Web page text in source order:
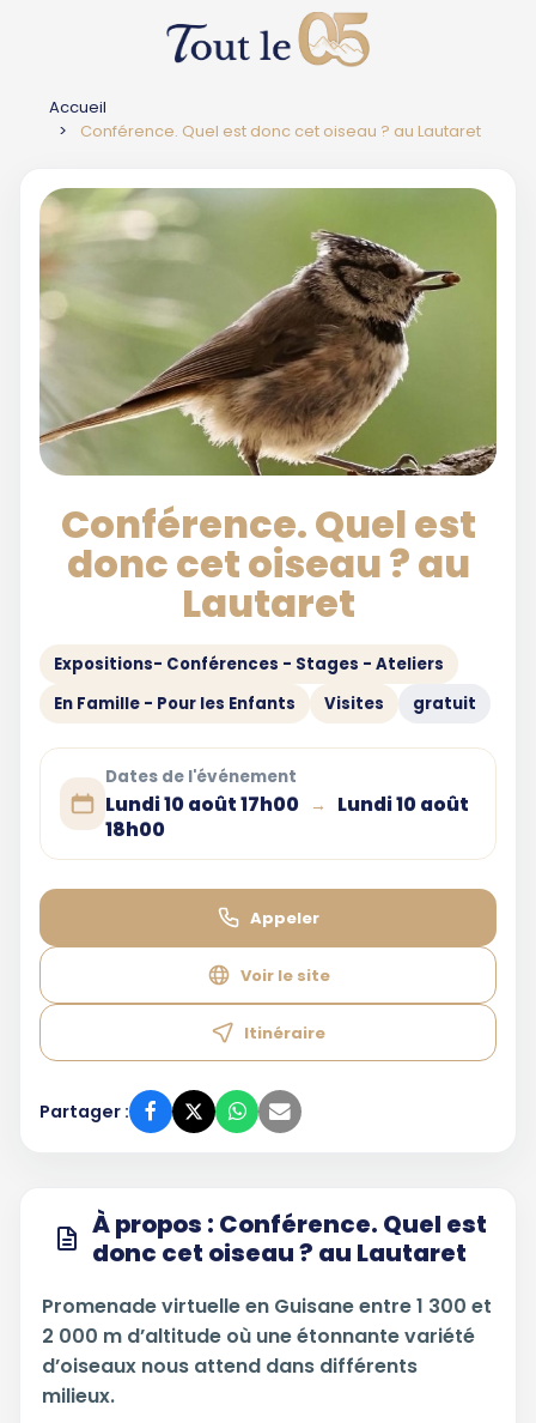
Accueil
Conférence. Quel est donc cet oiseau ? au Lautaret
Conférence. Quel est
donc cet oiseau ? au
Lautaret
Expositions- Conférences - Stages - Ateliers
En Famille - Pour les Enfants
Visites gratuit
Dates de l'événement
Lundi 10 août 17h00 →
Lundi 10 août
18h00
Appeler
Voir le site
Itinéraire
Partager :
À propos : Conférence. Quel est
donc cet oiseau ? au Lautaret
Promenade virtuelle en Guisane entre 1 300 et
2 000 m d’altitude où une étonnante variété
d’oiseaux nous attend dans différents
milieux.